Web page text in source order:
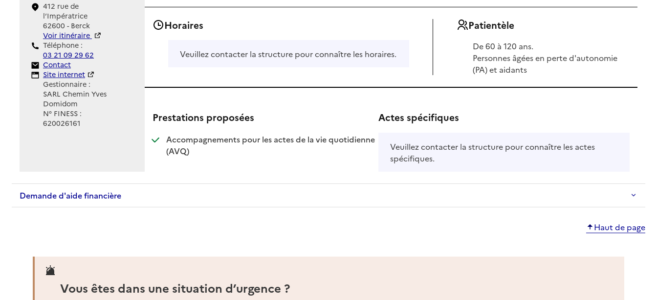
412 rue de
l’Impératrice
62600 - Berck
Voir itinéraire
Téléphone :
03 21 09 29 62
Contact
Contact
Site Internet
Site internet
Gestionnaire :
SARL Chemin Yves
Domidom
N° FINESS :
620026161
Horaires
Veuillez contacter la structure pour connaître les horaires.
Patientèle
De 60 à 120 ans.
Personnes âgées en perte d'autonomie
(PA) et aidants
Prestations proposées
Accompagnements pour les actes de la vie quotidienne
(AVQ)
: disponible
: non disponible
Actes spécifiques
Veuillez contacter la structure pour connaître les actes
spécifiques.
Demande d'aide financière
Haut de page
Vous êtes dans une situation d’urgence ?